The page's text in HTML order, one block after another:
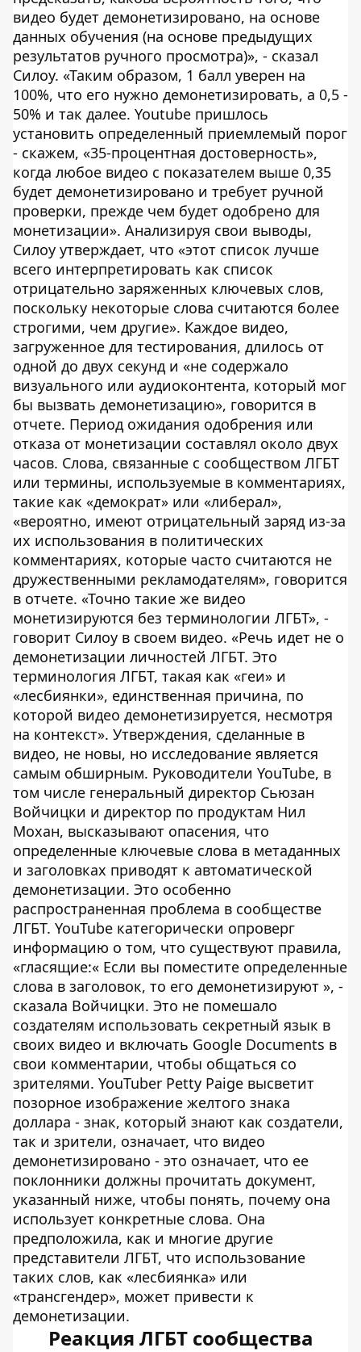
видео будет демонетизировано, на основе
данных обучения (на основе предыдущих
результатов ручного просмотра)», - сказал
Силоу. «Таким образом, 1 балл уверен на
100%, что его нужно демонетизировать, а 0,5 -
50% и так далее. Youtube пришлось
установить определенный приемлемый порог
- скажем, «35-процентная достоверность»,
когда любое видео с показателем выше 0,35
будет демонетизировано и требует ручной
проверки, прежде чем будет одобрено для
монетизации». Анализируя свои выводы,
Силоу утверждает, что «этот список лучше
всего интерпретировать как список
отрицательно заряженных ключевых слов,
поскольку некоторые слова считаются более
строгими, чем другие». Каждое видео,
загруженное для тестирования, длилось от
одной до двух секунд и «не содержало
визуального или аудиоконтента, который мог
бы вызвать демонетизацию», говорится в
отчете. Период ожидания одобрения или
отказа от монетизации составлял около двух
часов. Слова, связанные с сообществом ЛГБТ
или термины, используемые в комментариях,
такие как «демократ» или «либерал»,
«вероятно, имеют отрицательный заряд из-за
их использования в политических
комментариях, которые часто считаются не
дружественными рекламодателям», говорится
в отчете. «Точно такие же видео
монетизируются без терминологии ЛГБТ», -
говорит Силоу в своем видео. «Речь идет не о
демонетизации личностей ЛГБТ. Это
терминология ЛГБТ, такая как «геи» и
«лесбиянки», единственная причина, по
которой видео демонетизируется, несмотря
на контекст». Утверждения, сделанные в
видео, не новы, но исследование является
самым обширным. Руководители YouTube, в
том числе генеральный директор Сьюзан
Войчицки и директор по продуктам Нил
Мохан, высказывают опасения, что
определенные ключевые слова в метаданных
и заголовках приводят к автоматической
демонетизации. Это особенно
распространенная проблема в сообществе
ЛГБТ. YouTube категорически опроверг
информацию о том, что существуют правила,
«гласящие:« Если вы поместите определенные
слова в заголовок, то его демонетизируют », -
сказала Войчицки. Это не помешало
создателям использовать секретный язык в
своих видео и включать Google Documents в
свои комментарии, чтобы общаться со
зрителями. YouTuber Petty Paige высветит
позорное изображение желтого знака
доллара - знак, который знают как создатели,
так и зрители, означает, что видео
демонетизировано - это означает, что ее
поклонники должны прочитать документ,
указанный ниже, чтобы понять, почему она
использует конкретные слова. Она
предположила, как и многие другие
представители ЛГБТ, что использование
таких слов, как «лесбиянка» или
«трансгендер», может привести к
демонетизации.
Реакция ЛГБТ сообщества